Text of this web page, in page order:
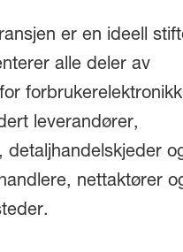
er en ideell
alle deler av
leverandører,
detaljhandelskjeder
nettaktører